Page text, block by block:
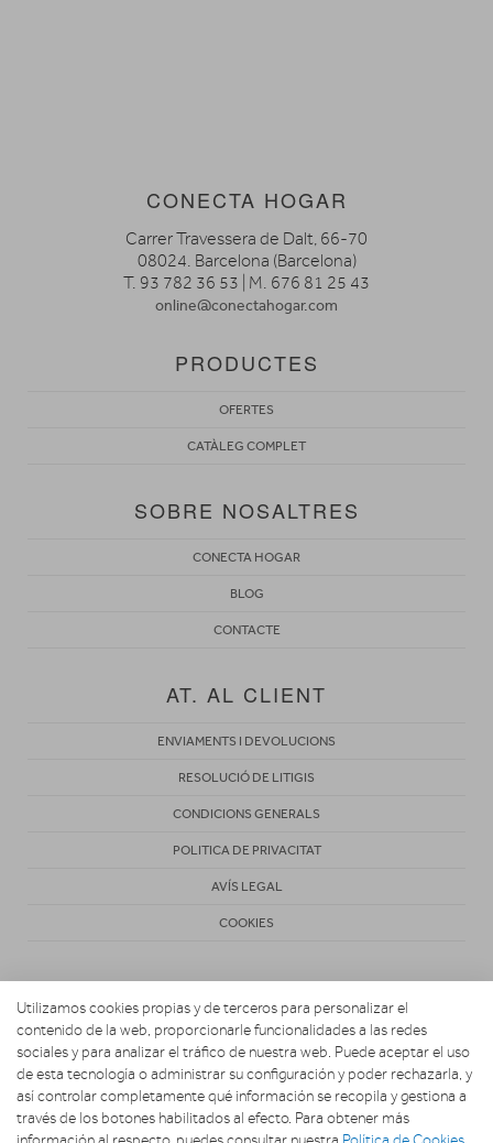
CONECTA HOGAR
Carrer Travessera de Dalt, 66-70
08024. Barcelona (Barcelona)
T. 93 782 36 53 | M. 676 81 25 43
online@conectahogar.com
PRODUCTES
OFERTES
CATÀLEG COMPLET
SOBRE NOSALTRES
CONECTA HOGAR
BLOG
CONTACTE
AT. AL CLIENT
ENVIAMENTS I DEVOLUCIONS
RESOLUCIÓ DE LITIGIS
CONDICIONS GENERALS
POLITICA DE PRIVACITAT
AVÍS LEGAL
COOKIES
Copyright 2026. CONECTA HOGAR
Utilizamos cookies propias y de terceros para personalizar el
contenido de la web, proporcionarle funcionalidades a las redes
sociales y para analizar el tráfico de nuestra web. Puede aceptar el uso
de esta tecnología o administrar su configuración y poder rechazarla, y
así controlar completamente qué información se recopila y gestiona a
través de los botones habilitados al efecto. Para obtener más